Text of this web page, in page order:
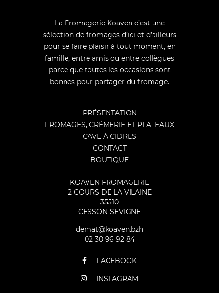
La Fromagerie Koaven c’est une
sélection de fromages d’ici et d’ailleurs
pour se faire plaisir à tout moment, en
famille, entre amis ou entre collègues
parce que toutes les occasions sont
bonnes pour partager du fromage.
PRÉSENTATION
FROMAGES, CRÉMERIE ET PLATEAUX
CAVE À CIDRES
CONTACT
BOUTIQUE
KOAVEN FROMAGERIE
2 COURS DE LA VILAINE
35510
CESSON-SEVIGNE
demat@koaven.bzh
02 30 96 92 84
FACEBOOK
INSTAGRAM